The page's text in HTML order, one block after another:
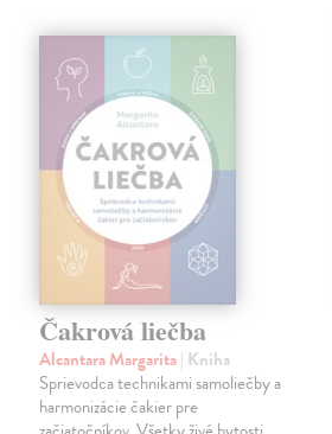
Čakrová liečba
Alcantara Margarita| Kniha
Sprievodca technikami samoliečby a
harmonizácie čakier pre